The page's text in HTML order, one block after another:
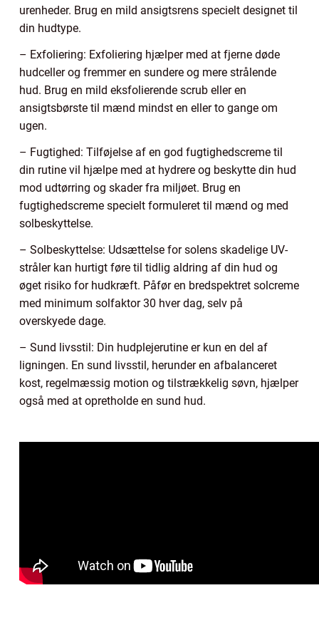
urenheder. Brug en mild ansigtsrens specielt designet til
din hudtype.
– Exfoliering: Exfoliering hjælper med at fjerne døde
hudceller og fremmer en sundere og mere strålende
hud. Brug en mild eksfolierende scrub eller en
ansigtsbørste til mænd mindst en eller to gange om
ugen.
– Fugtighed: Tilføjelse af en god fugtighedscreme til
din rutine vil hjælpe med at hydrere og beskytte din hud
mod udtørring og skader fra miljøet. Brug en
fugtighedscreme specielt formuleret til mænd og med
solbeskyttelse.
– Solbeskyttelse: Udsættelse for solens skadelige UV-
stråler kan hurtigt føre til tidlig aldring af din hud og
øget risiko for hudkræft. Påfør en bredspektret solcreme
med minimum solfaktor 30 hver dag, selv på
overskyede dage.
– Sund livsstil: Din hudplejerutine er kun en del af
ligningen. En sund livsstil, herunder en afbalanceret
kost, regelmæssig motion og tilstrækkelig søvn, hjælper
også med at opretholde en sund hud.